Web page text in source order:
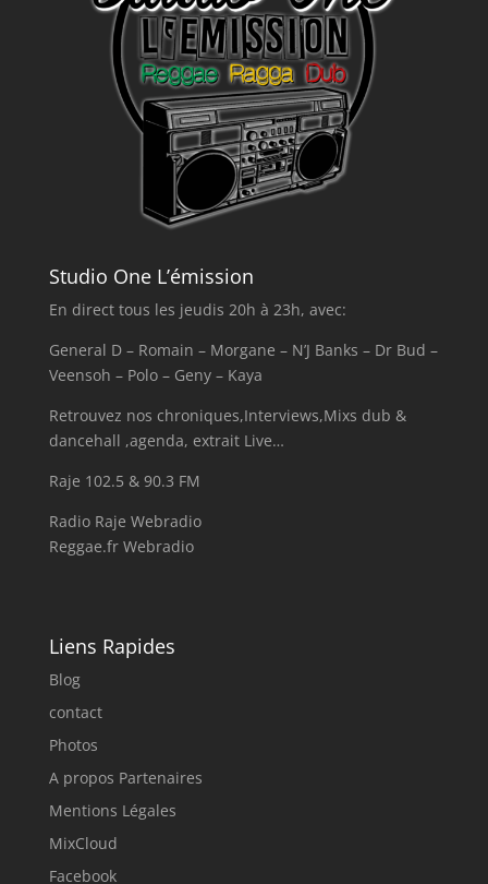
Studio One L’émission
En direct tous les jeudis 20h à 23h, avec:
General D – Romain – Morgane – N’J Banks – Dr Bud –
Veensoh – Polo – Geny – Kaya
Retrouvez nos chroniques,Interviews,Mixs dub &
dancehall ,agenda, extrait Live…
Raje 102.5 & 90.3 FM
Radio Raje Webradio
Reggae.fr Webradio
Liens Rapides
Blog
contact
Photos
A propos Partenaires
Mentions Légales
MixCloud
Facebook